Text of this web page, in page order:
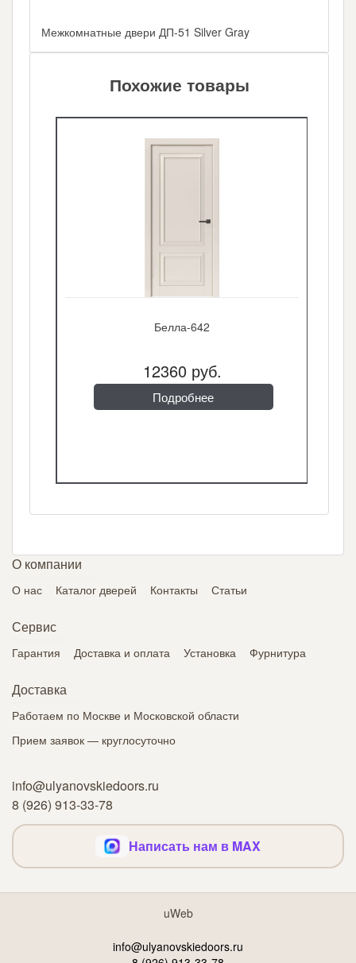
Межкомнатные двери ДП-51 Silver Gray
Похожие товары
Белла-642
12360 руб.
Подробнее
О компании
О нас Каталог дверей Контакты Статьи
Сервис
Гарантия Доставка и оплата Установка Фурнитура
Доставка
Работаем по Москве и Московской области
Прием заявок — круглосуточно
info@ulyanovskiedoors.ru
8 (926) 913-33-78
Написать нам в MAX
uWeb
info@ulyanovskiedoors.ru